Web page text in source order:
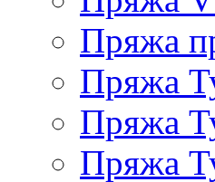
Пряжа
Пряжа
Пряжа
Пряжа